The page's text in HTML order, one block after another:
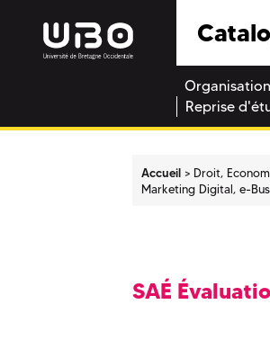
Reprise
Accueil Droit,
Marketing Digital, e-
SAÉ